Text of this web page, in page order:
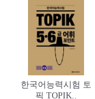
한국어능력시험 토
픽 TOPIK..